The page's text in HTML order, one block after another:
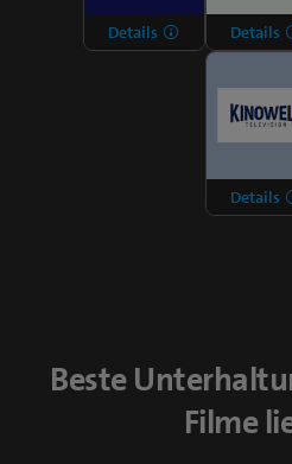
Details Details
Details
Beste
Filme